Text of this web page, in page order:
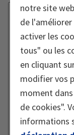
notre site
de l'améliorer
activer les
tous" ou les
en cliquant
modifier vos
moment
de cookies".
informations